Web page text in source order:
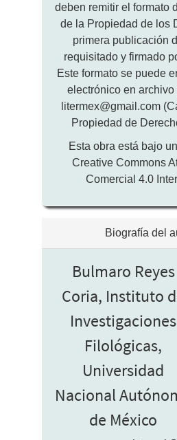
deben remitir el formato
de la Propiedad de los
primera publicación
requisitado y firmado
Este formato se puede
electrónico en archivo
litermex@gmail.com
Propiedad de
Esta obra está bajo
Creative Commons
Comercial 4.0
Biografía del
Bulmaro Reyes
Coria, Instituto
Investigaciones
Filológicas,
Universidad
Nacional
de México